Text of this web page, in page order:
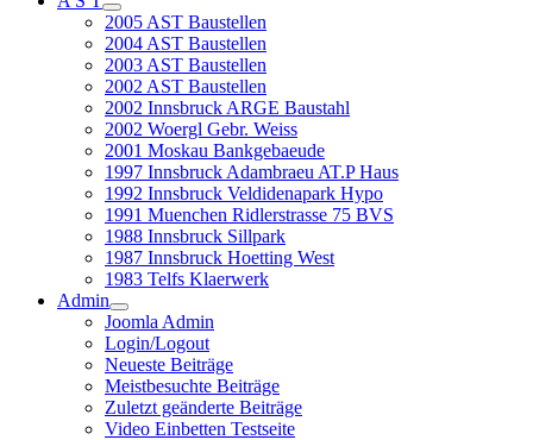
2005 AST Baustellen
2004 AST Baustellen
2003 AST Baustellen
2002 AST Baustellen
2002 Innsbruck ARGE Baustahl
2002 Woergl Gebr. Weiss
2001 Moskau Bankgebaeude
1997 Innsbruck Adambraeu AT.P Haus
1992 Innsbruck Veldidenapark Hypo
1991 Muenchen Ridlerstrasse 75 BVS
1988 Innsbruck Sillpark
1987 Innsbruck Hoetting West
1983 Telfs Klaerwerk
Admin
Joomla Admin
Login/Logout
Neueste Beiträge
Meistbesuchte Beiträge
Zuletzt geänderte Beiträge
Video Einbetten Testseite